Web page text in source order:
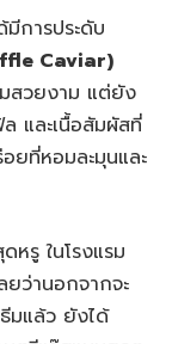
มีการประดับ
Caviar)
สวยงาม แต่ยัง
และเนื้อสัมผัสที่
ยที่หอมละมุนและ
หรู ในโรงแรม
ว่านอกจากจะ
มแล้ว ยังได้